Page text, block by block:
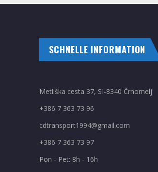
SCHNELLE INFORMATION
Metliška cesta 37, SI-8340 Črnomelj
+386 7 363 73 96
cdtransport1994@gmail.com
+386 7 363 73 97
Pon - Pet: 8h - 16h